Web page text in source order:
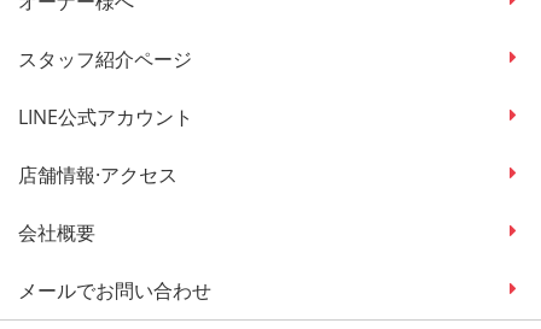
スタッフ紹介ページ
LINE公式アカウント
店舗情報·アクセス
会社概要
メールでお問い合わせ